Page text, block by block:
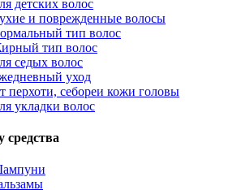
детских волос
и поврежденные волосы
тип волос
тип волос
седых волос
уход
перхоти, себореи кожи головы
укладки волос
средства